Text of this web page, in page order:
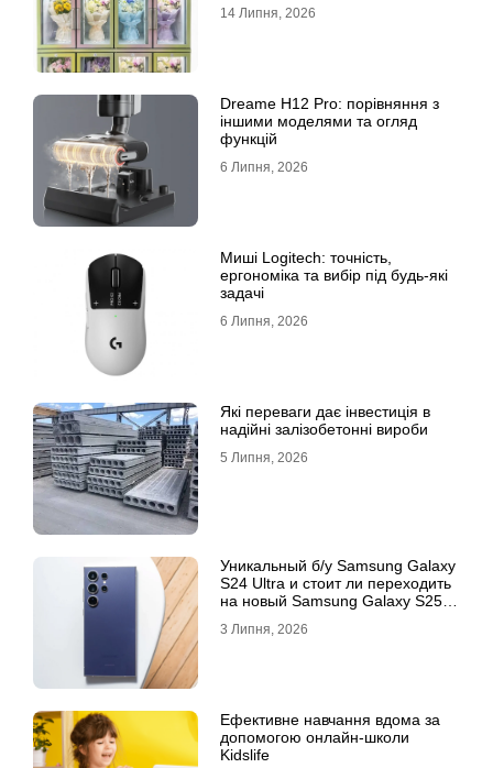
14 Липня, 2026
Dreame H12 Pro: порівняння з
іншими моделями та огляд
функцій
6 Липня, 2026
Миші Logitech: точність,
ергономіка та вибір під будь-які
задачі
6 Липня, 2026
Які переваги дає інвестиція в
надійні залізобетонні вироби
5 Липня, 2026
Уникальный б/у Samsung Galaxy
S24 Ultra и стоит ли переходить
на новый Samsung Galaxy S25
3 Липня, 2026
Ефективне навчання вдома за
допомогою онлайн-школи
Kidslife